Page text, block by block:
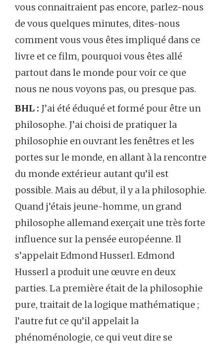
vous connaitraient pas encore, parlez-nous
de vous quelques minutes, dites-nous
comment vous vous êtes impliqué dans ce
livre et ce film, pourquoi vous êtes allé
partout dans le monde pour voir ce que
nous ne nous voyons pas, ou presque pas.
BHL : J’ai été éduqué et formé pour être un
philosophe. J’ai choisi de pratiquer la
philosophie en ouvrant les fenêtres et les
portes sur le monde, en allant à la rencontre
du monde extérieur autant qu’il est
possible. Mais au début, il y a la philosophie.
Quand j’étais jeune-homme, un grand
philosophe allemand exerçait une très forte
influence sur la pensée européenne. Il
s’appelait Edmond Husserl. Edmond
Husserl a produit une œuvre en deux
parties. La première était de la philosophie
pure, traitait de la logique mathématique ;
l’autre fut ce qu’il appelait la
phénoménologie, ce qui veut dire se